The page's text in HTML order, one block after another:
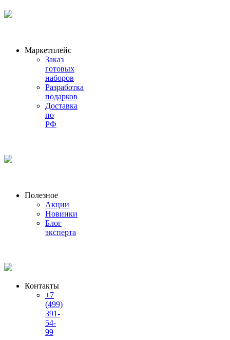
Маркетплейс
Заказ
готовых
наборов
Разработка
подарков
Доставка
по
РФ
Полезное
Акции
Новинки
Блог
эксперта
Контакты
+7
(499)
391-
54-
99